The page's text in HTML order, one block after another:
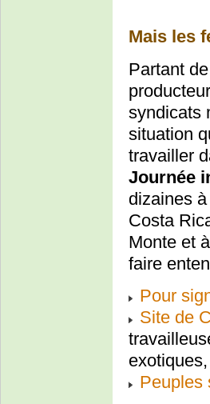
Mais les
Partant
syndicats
situation
travailler
Journée
dizaines
Costa
Monte et
faire
Pour
Site de
Peuples